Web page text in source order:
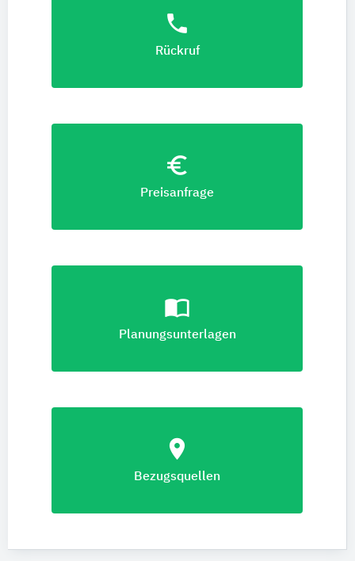
phone
Rückruf
euro_symbol
Preisanfrage
import_contacts
Planungsunterlagen
location_on
Bezugsquellen